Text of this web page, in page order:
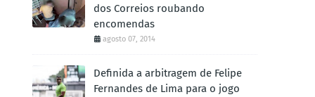
dos Correios roubando
encomendas
agosto 07, 2014
Definida a arbitragem de Felipe
Fernandes de Lima para o jogo